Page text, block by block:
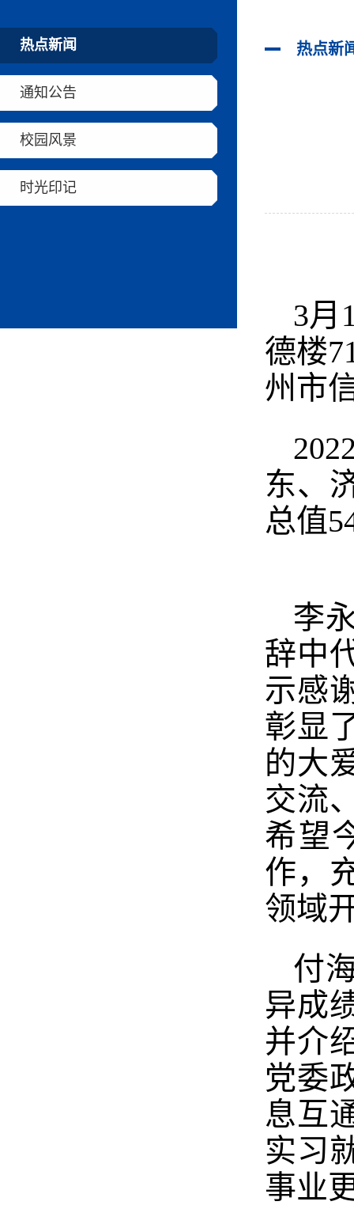
热点新闻
通知公告
校园风景
时光印记
热点新
3月
德楼
州市
东、
总值
李
辞中
示感
彰显
的大
交流
希望
作，
领域
付
异成
并介
党委
息互
实习
事业